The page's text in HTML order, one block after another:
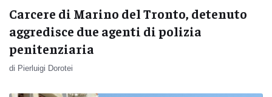
Carcere di Marino del Tronto, detenuto
aggredisce due agenti di polizia
penitenziaria
di Pierluigi Dorotei